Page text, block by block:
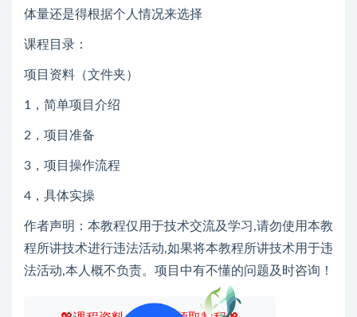
体量还是得根据个人情况来选择
课程目录：
项目资料（文件夹）
1，简单项目介绍
2，项目准备
3，项目操作流程
4，具体实操
作者声明：本教程仅用于技术交流及学习,请勿使用本教
程所讲技术进行违法活动,如果将本教程所讲技术用于违
法活动,本人概不负责。项目中有不懂的问题及时咨询！